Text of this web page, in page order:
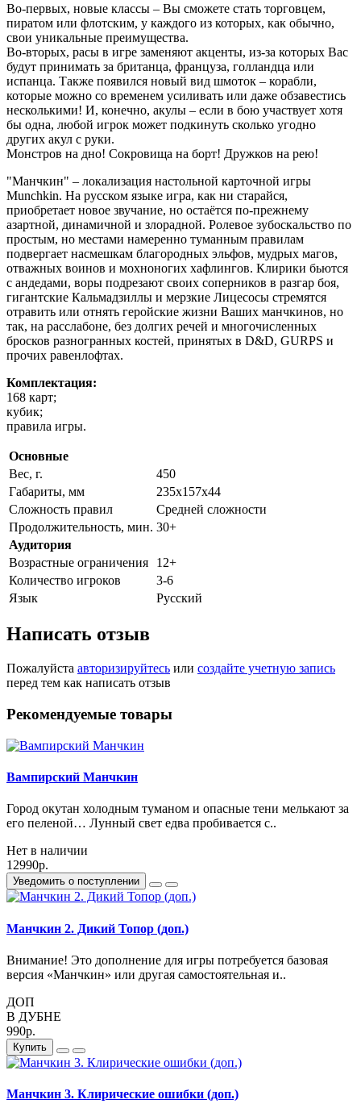
Во-первых, новые классы – Вы сможете стать торговцем,
пиратом или флотским, у каждого из которых, как обычно,
свои уникальные преимущества.
Во-вторых, расы в игре заменяют акценты, из-за которых Вас
будут принимать за британца, француза, голландца или
испанца. Также появился новый вид шмоток – корабли,
которые можно со временем усиливать или даже обзавестись
несколькими! И, конечно, акулы – если в бою участвует хотя
бы одна, любой игрок может подкинуть сколько угодно
других акул с руки.
Монстров на дно! Сокровища на борт! Дружков на рею!
"Манчкин" – локализация настольной карточной игры
Munchkin. На русском языке игра, как ни старайся,
приобретает новое звучание, но остаётся по-прежнему
азартной, динамичной и злорадной. Ролевое зубоскальство по
простым, но местами намеренно туманным правилам
подвергает насмешкам благородных эльфов, мудрых магов,
отважных воинов и мохноногих хафлингов. Клирики бьются
с андедами, воры подрезают своих соперников в разгар боя,
гигантские Кальмадзиллы и мерзкие Лицесосы стремятся
отравить или отнять геройские жизни Ваших манчкинов, но
так, на расслабоне, без долгих речей и многочисленных
бросков разногранных костей, принятых в D&D, GURPS и
прочих равенлофтах.
Комплектация:
168 карт;
кубик;
правила игры.
Основные
Вес, г.
450
Габариты, мм
235х157х44
Сложность правил
Средней сложности
Продолжительность, мин. 30+
Аудитория
Возрастные ограничения
12+
Количество игроков
3-6
Язык
Русский
Написать отзыв
Пожалуйста авторизируйтесь или создайте учетную запись
перед тем как написать отзыв
Рекомендуемые товары
Вампирский Манчкин
Город окутан холодным туманом и опасные тени мелькают за
его пеленой… Лунный свет едва пробивается с..
Нет в наличии
12990р.
Уведомить о поступлении
Манчкин 2. Дикий Топор (доп.)
Внимание! Это дополнение для игры потребуется базовая
версия «Манчкин» или другая самостоятельная и..
ДОП
В ДУБНЕ
990р.
Купить
Манчкин 3. Клирические ошибки (доп.)